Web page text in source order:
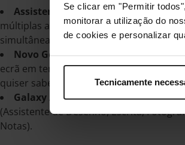
Se clicar em "Permitir
monitorar a utilização do
de cookies e personalizar
Tecnicamente
Assistente de AI:O Assistente de AI
múltiplas aplicações, inclusive apps de
simultânea e realizar tarefas em poucos
Novo Gemini Live:Agora o
ecrã em tempo real ou através da
quiser saber, e responderá a tudo o que
Galaxy AI Suite:O kit de
(Assistente de Desenho, Escrita,
Notas).